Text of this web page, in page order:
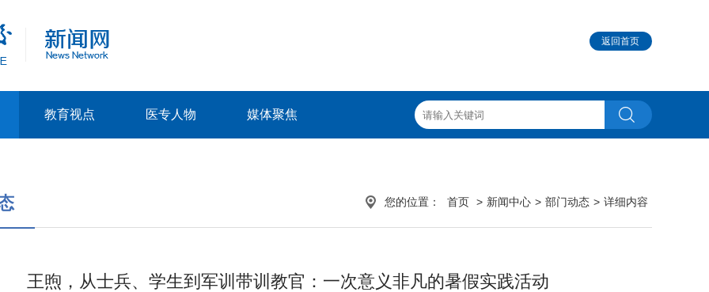
返回首页
教育视点 医专人物 媒体聚焦
您的位置： 首页 > 新闻中心 > 部门动态 > 详细内容
王煦，从士兵、学生到军训带训教官：一次意义非凡的暑假实践活动